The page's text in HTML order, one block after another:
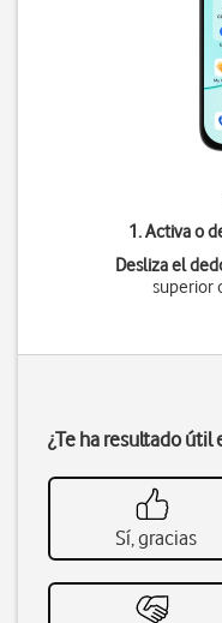
1. Activa o
Desliza el
superior
¿Te ha resultado útil
Sí, gracias